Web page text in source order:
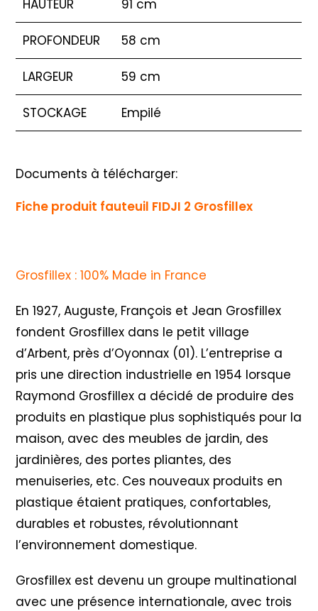
HAUTEUR 91 cm
PROFONDEUR 58 cm
LARGEUR 59 cm
STOCKAGE Empilé
Documents à télécharger:
Fiche produit fauteuil FIDJI 2 Grosfillex
Grosfillex : 100% Made in France
En 1927, Auguste, François et Jean Grosfillex
fondent Grosfillex dans le petit village
d’Arbent, près d’Oyonnax (01). L’entreprise a
pris une direction industrielle en 1954 lorsque
Raymond Grosfillex a décidé de produire des
produits en plastique plus sophistiqués pour la
maison, avec des meubles de jardin, des
jardinières, des portes pliantes, des
menuiseries, etc. Ces nouveaux produits en
plastique étaient pratiques, confortables,
durables et robustes, révolutionnant
l’environnement domestique.
Grosfillex est devenu un groupe multinational
avec une présence internationale, avec trois